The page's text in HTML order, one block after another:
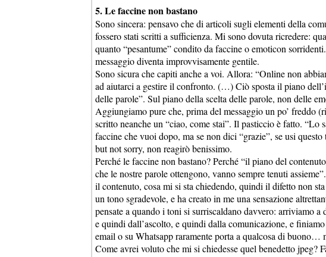
5. Le faccine non bastano
Sono sincera: pensavo che di articoli sugli elementi della
fossero stati scritti a sufficienza. Mi sono dovuta ricredere:
quanto “pesantume” condito da faccine o emoticon
messaggio diventa improvvisamente gentile.
Sono sicura che capiti anche a voi. Allora: “Online non
ad aiutarci a gestire il confronto. (…) Ciò sposta il piano
delle parole”. Sul piano della scelta delle parole, non delle
Aggiungiamo pure che, prima del messaggio un po’ freddo
scritto neanche un “ciao, come stai”. Il pasticcio è fatto.
faccine che vuoi dopo, ma se non dici “grazie”, se usi
but not sorry, non reagirò benissimo.
Perché le faccine non bastano? Perché “il piano del
che le nostre parole ottengono, vanno sempre tenuti
il contenuto, cosa mi si sta chiedendo, quindi il difetto non
un tono sgradevole, e ha creato in me una sensazione
pensate a quando i toni si surriscaldano davvero: arriviamo
e quindi dall’ascolto, e quindi dalla comunicazione, e
email o su Whatsapp raramente porta a qualcosa di buono…
Come avrei voluto che mi si chiedesse quel benedetto jpeg?